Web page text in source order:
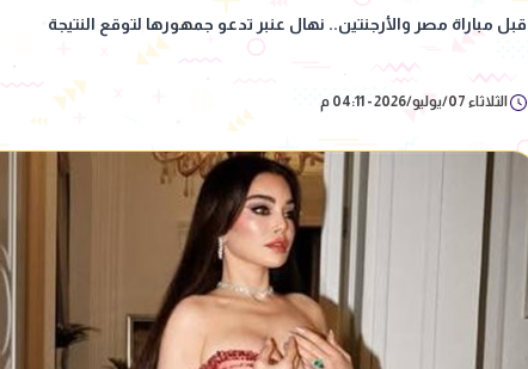
قبل مباراة مصر والأرجنتين.. نهال عنبر تدعو جمهورها لتوقع النتيجة
الثلاثاء 07/يوليو/2026 - 04:11 م